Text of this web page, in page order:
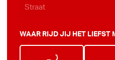
WAAR RIJD JIJ HET LIEFST